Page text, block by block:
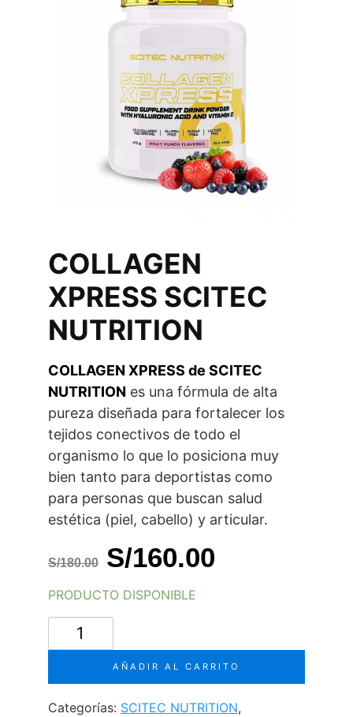
COLLAGEN
XPRESS SCITEC
NUTRITION
COLLAGEN XPRESS de SCITEC
NUTRITION es una fórmula de alta
pureza diseñada para fortalecer los
tejidos conectivos de todo el
organismo lo que lo posiciona muy
bien tanto para deportistas como
para personas que buscan salud
estética (piel, cabello) y articular.
S/180.00
El
precio
original
era:
S/180.00.
S/160.00El
es:
S/160.00.
PRODUCTO DISPONIBLE
COLLAGEN
XPRESS
NUTRITION
cantidad
AÑADIR AL CARRITO
Categorías: SCITEC NUTRITION,